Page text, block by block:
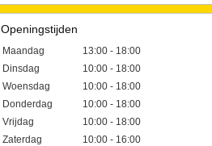
Openingstijden
Maandag
13:00 - 18:00
Dinsdag
10:00 - 18:00
Woensdag
10:00 - 18:00
Donderdag
10:00 - 18:00
Vrijdag
10:00 - 18:00
Zaterdag
10:00 - 16:00